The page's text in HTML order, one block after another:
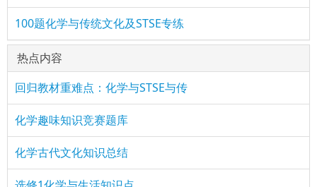
100题化学与传统文化及STSE专练
热点内容
回归教材重难点：化学与STSE与传
化学趣味知识竞赛题库
化学古代文化知识总结